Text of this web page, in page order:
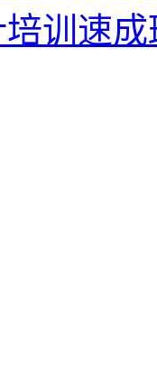
训速成